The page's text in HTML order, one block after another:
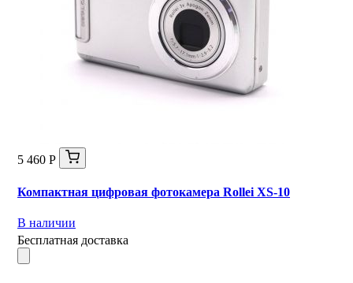
5 460 Р
Компактная цифровая фотокамера Rollei XS-10
В наличии
Бесплатная доставка